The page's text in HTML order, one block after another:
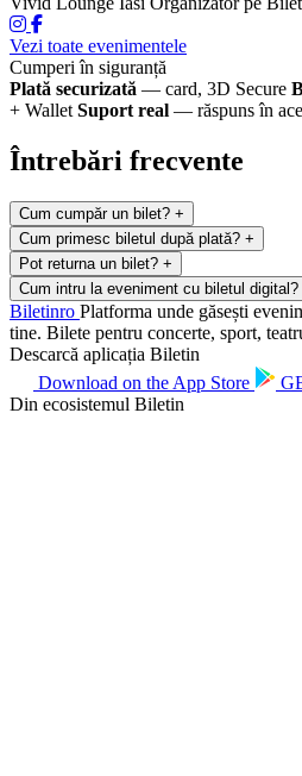
Vezi toate evenimentele
Cumperi în siguranță
Plată securizată — card, 3D Secure
+ Wallet Suport real — răspuns în
Întrebări frecvente
Cum cumpăr un bilet? +
Cum primesc biletul după plată? +
Pot returna un bilet? +
Cum intru la eveniment cu biletul digital?
Biletinro Platforma unde găsești
tine. Bilete pentru concerte, sport,
Descarcă aplicația Biletin
Download on the App Store
Din ecosistemul Biletin